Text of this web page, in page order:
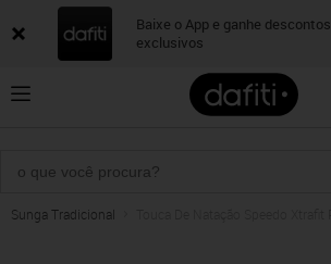
Baixe o App e ganhe descontos
exclusivos
Sunga Tradicional